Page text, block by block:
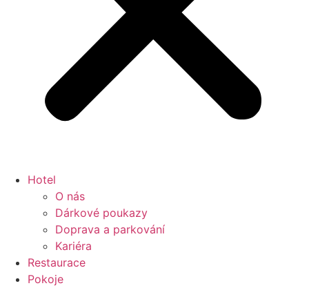
Hotel
O nás
Dárkové poukazy
Doprava a parkování
Kariéra
Restaurace
Pokoje